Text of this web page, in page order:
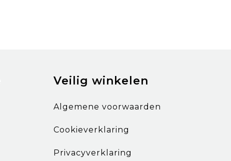
Veilig winkelen
Algemene voorwaarden
Cookieverklaring
Privacyverklaring